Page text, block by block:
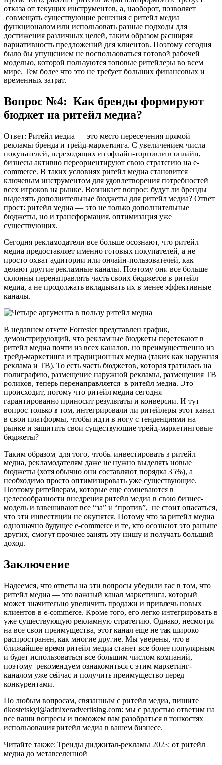
отказа от текущих инструментов, а, наоборот, позволяет
совмещать существующие решения с ритейл медиа
функционалом или использовать разные подходы для
достижения различных целей, таким образом расширяя
вариативность предложений для клиентов. Поэтому сегодня
было бы упущением не воспользоваться готовой рабочей
моделью, которой пользуются топовые ритейлеры во всем
мире. Тем более что это не требует больших финансовых и
временных затрат.
Вопрос №4: Как бренды формируют
бюджет на ритейл медиа?
Ответ: Ритейл медиа — это место пересечения прямой
рекламы бренда и трейд-маркетинга. С увеличением числа
покупателей, переходящих из офлайн-торговли в онлайн,
бизнесы активно переориентируют свою стратегию на e-
commerce. В таких условиях ритейл медиа становится
ключевым инструментом для удовлетворения потребностей
всех игроков на рынке. Возникает вопрос: будут ли бренды
выделять дополнительные бюджеты для ритейл медиа? Ответ
прост: ритейл медиа — это не только дополнительные
бюджеты, но и трансформация, оптимизация уже
существующих.
Сегодня рекламодатели все больше осознают, что ритейл
медиа предоставляет именно готовых покупателей, а не
просто охват аудитории или онлайн-пользователей, как
делают другие рекламные каналы. Поэтому они все больше
склонны перенаправлять часть своих бюджетов в ритейл
медиа, а не продолжать вкладывать их в менее эффективные
каналы.
В недавнем отчете Forrester представлен график,
демонстрирующий, что рекламные бюджеты перетекают в
ритейл медиа почти из всех каналов, но преимущественно из
трейд-маркетинга и традиционных медиа (таких как наружная
реклама и ТВ). То есть часть бюджетов, которая тратилась на
полиграфию, размещение наружной рекламы, размещения ТВ
роликов, теперь перенаправляется в ритейл медиа. Это
происходит, потому что ритейл медиа сегодня
гарантированно приносит результаты и конверсии. И тут
вопрос только в том, интегрировали ли ритейлеры этот канал
в свои платформы, чтобы идти в ногу с тенденциями на
рынке и защитить свои существующие трейд-маркетинговые
бюджеты?
Таким образом, для того, чтобы инвестировать в ритейл
медиа, рекламодателям даже не нужно выделять новые
бюджеты (хотя обычно они составляют порядка 35%), а
необходимо просто оптимизировать уже существующие.
Поэтому ритейлерам, которые еще сомневаются в
целесообразности внедрения ритейл медиа в свою бизнес-
модель и взвешивают все “за” и “против”, не стоит опасаться,
что эти инвестиции не окупятся. Потому что за ритейл медиа
однозначно будущее e-commerce и те, кто осознают это раньше
других, смогут прочнее занять эту нишу и получать больший
доход.
Заключение
Надеемся, что ответы на эти вопросы убедили вас в том, что
ритейл медиа — это важный канал маркетинга, который
может значительно увеличить продажи и привлечь новых
клиентов в e-commerce. Кроме того, его легко интегрировать в
уже существующую рекламную стратегию. Однако, несмотря
на все свои преимущества, этот канал еще не так широко
распространен, как многие другие. Мы уверены, что в
ближайшее время ритейл медиа станет все более популярным
и будет использоваться все большим числом компаний,
поэтому рекомендуем ознакомиться с этим маркетинг-
каналом уже сейчас и получить преимущество перед
конкурентами.
По любым вопросам, связанным с ритейл медиа, пишите
dkostetskyi@admixeradvertising.com: мы с радостью ответим на
все ваши вопросы и поможем вам разобраться в тонкостях
использования ритейл медиа в вашем бизнесе.
Читайте также: Тренды диджитал-рекламы 2023: от ритейл
медиа до метавселенной